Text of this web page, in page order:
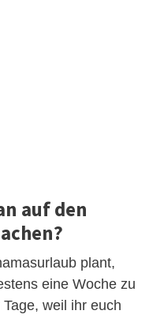
auf den
plant,
eine Woche zu
weil ihr euch